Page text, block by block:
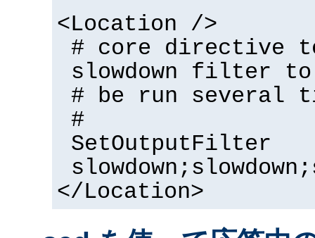
<Location />
# core directive
slowdown filter to
# be run several
#
SetOutputFilter
</Location>